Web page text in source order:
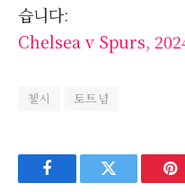
습니다:
Chelsea v Spurs,
첼시 토트넘
FacebookTwitter